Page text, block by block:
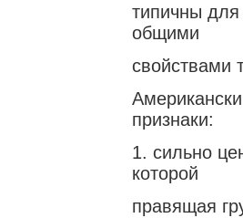
типичны
общими
свойствами
признаки:
1. сильно
которой
правящая